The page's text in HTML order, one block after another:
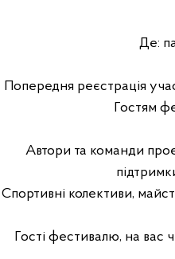
Де:
Попередня реєстрація
Гостям
Автори та команди
Спортивні колективи,
Гості фестивалю, на вас